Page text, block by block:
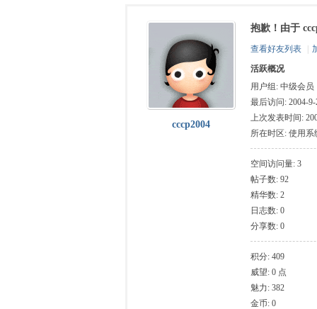
cccp2004
抱歉！由于
查看好友列表
活跃概况
用户组: 中级会员
最后访问: 2004-9-
上次发表时间:
所在时区: 使用系
空间访问量: 3
帖子数: 92
精华数: 2
日志数: 0
分享数: 0
积分: 409
威望: 0 点
魅力: 382
金币: 0